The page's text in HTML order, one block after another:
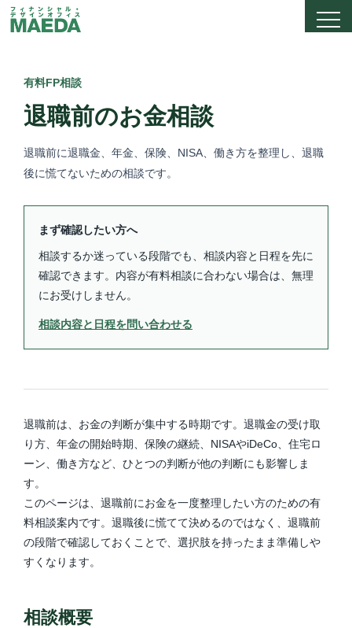
有料FP相談
退職前のお金相談
退職前に退職金、年金、保険、NISA、働き方を整理し、退職
後に慌てないための相談です。
まず確認したい方へ
相談するか迷っている段階でも、相談内容と日程を先に
確認できます。内容が有料相談に合わない場合は、無理
にお受けしません。
相談内容と日程を問い合わせる
退職前は、お金の判断が集中する時期です。退職金の受け取
り方、年金の開始時期、保険の継続、NISAやiDeCo、住宅ロ
ーン、働き方など、ひとつの判断が他の判断にも影響しま
す。
このページは、退職前にお金を一度整理したい方のための有
料相談案内です。退職後に慌てて決めるのではなく、退職前
の段階で確認しておくことで、選択肢を持ったまま準備しや
すくなります。
相談概要